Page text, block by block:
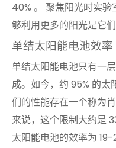
40% 。
聚焦阳光时实验
够利用更多的阳光是它
单结太阳能电池效率
单结太阳能电池只有一
成。如今，约 95% 的
们的性能存在一个称为
来说，这个限制大约是
太阳能电池的效率为